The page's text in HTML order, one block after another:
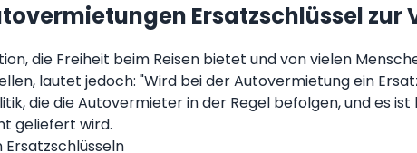
Ersatzschlüssel zur
die Freiheit beim Reisen bietet und von vielen
lautet jedoch: "Wird bei der Autovermietung ein
die die Autovermieter in der Regel befolgen, und es
geliefert wird.
Ersatzschlüsseln